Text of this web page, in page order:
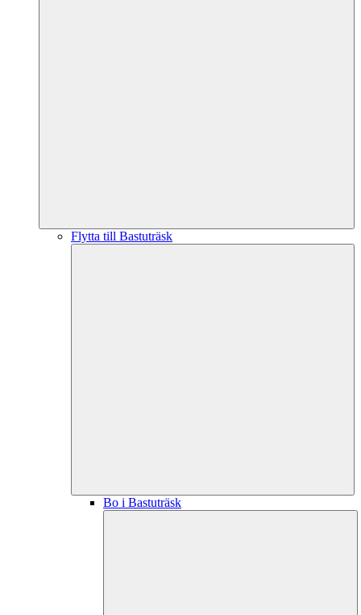
Flytta till Bastuträsk
Bo i Bastuträsk